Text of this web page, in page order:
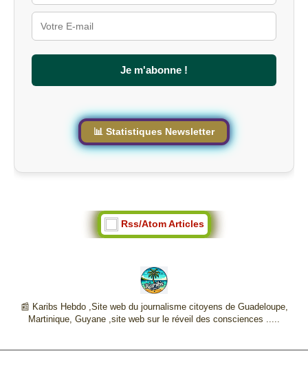
u
r
l
e
Je m'abonne !
📊 Statistiques Newsletter
Rss/Atom Articles
📰 Karibs Hebdo ,Site web du journalisme citoyens de Guadeloupe,
Martinique, Guyane ,site web sur le réveil des consciences .....